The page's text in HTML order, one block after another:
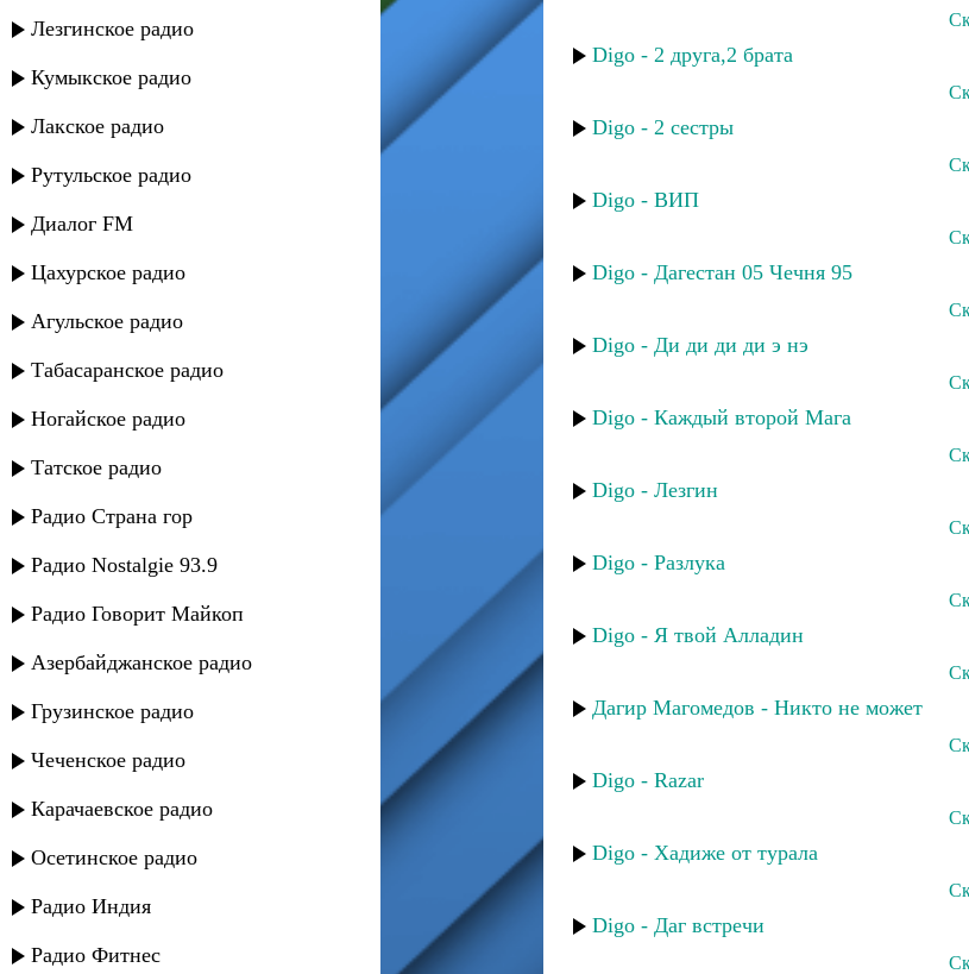
Лезгинское радио
Кумыкское радио
Лакское радио
Рутульское радио
Диалог FM
Цахурское радио
Агульское радио
Табасаранское радио
Ногайское радио
Татское радио
Радио Страна гор
Радио Nostalgie 93.9
Радио Говорит Майкоп
Азербайджанское радио
Грузинское радио
Чеченское радио
Карачаевское радио
Осетинское радио
Радио Индия
Радио Фитнес
Digo - 2 друга,2 брата
Digo - 2 сестры
Digo - ВИП
Digo - Дагестан 05 Чечня 95
Digo - Ди ди ди ди э нэ
Digo - Каждый второй Мага
Digo - Лезгин
Digo - Разлука
Digo - Я твой Алладин
Дагир Магомедов - Никто не может
Digo - Razar
Digo - Хадиже от турала
Digo - Даг встречи